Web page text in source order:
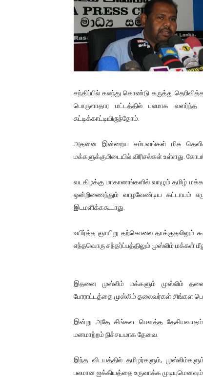
01/11/2021 Scotland
பாலச்சந்திரன் மற்றும்
பிரிட்டனால்
வர்ராரு...வர்ராரு...
கைது செய்யப்பட்ட இளைஞன்
தடுப்பூசியை பெற்றுக்
சிறுமியை பாலியல்
வடிவேலுவுக்கு நீதிமன்றம்
தியாகதீபம் லெப்.கேணல்
ஐ.நா முன்றலில் சீரற்ற
32 CM விநோத
வலிமை தான் அஜித்
சந்திப்பில் கலந்து கொண்டு கருத்து
பொருளாதார மட்டத்தில் பலமாக
சுட்டிக்காட்டியிருந்தோம்.
அதனை இன்றைய சம்பவங்கள் மிக தெளிவாக
மக்களுக்குமிடையில் விரிசல்கள் உள்ளது.
வடகிழக்கு மாகாணங்களில் வாழும் தமிழ்
ஒன்றிணைந்தும் வாழவேண்டிய கட்டாயம்
இடமளிக்ககூடாது.
உயிர்த்த ஞாயிறு தற்கொலை தாக்குதலிலும்
எந்தவொரு சந்தர்ப்பத்திலும் முஸ்லிம் மக்கள்
இதனை முஸ்லிம் மக்களும் முஸ்லிம்
போராட்டத்தை முஸ்லிம் தலைவர்கள் சிங்கள
இன்று அதே சிங்கள பௌத்த தேசியவாதம்
மனமாற்றம் நிச்சயமாக தேவை.
இந்த விடயத்தில் தமிழர்களும்,
பலமான ஐக்கியத்தை உருவாக்க